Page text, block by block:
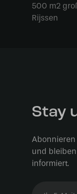
500 m2
Rijssen
Stay
Abonnieren
und
informiert.